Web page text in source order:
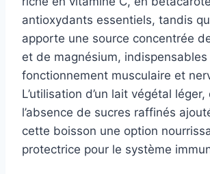
antioxydants essentiels, tandis
apporte une source concentrée
et de magnésium, indispensables
fonctionnement musculaire et
L’utilisation d’un lait végétal
l’absence de sucres raffinés
cette boisson une option
protectrice pour le système